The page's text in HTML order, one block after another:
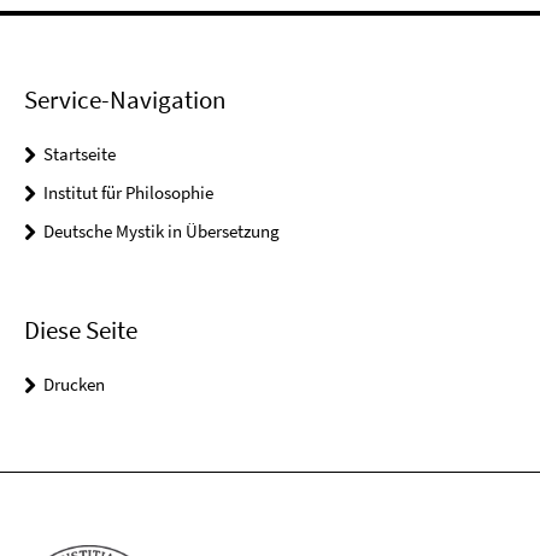
Service-Navigation
Startseite
Institut für Philosophie
Deutsche Mystik in Übersetzung
Diese Seite
Drucken